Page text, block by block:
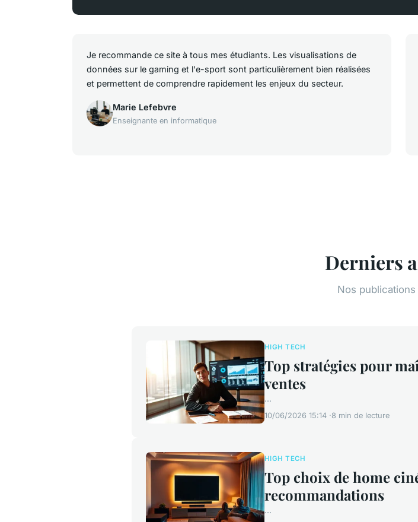
Je recommande ce site à tous mes étudiants. Les visualisations de
données sur le gaming et l'e-sport sont particulièrement bien réalisées
et permettent de comprendre rapidement les enjeux du secteur.
Marie Lefebvre
Enseignante en informatique
Derniers
Nos
HIGH TECH
Top stratégies pour
ventes
...
10/06/2026 15:14 8 min de lecture
HIGH TECH
Top choix de home
recommandations
...